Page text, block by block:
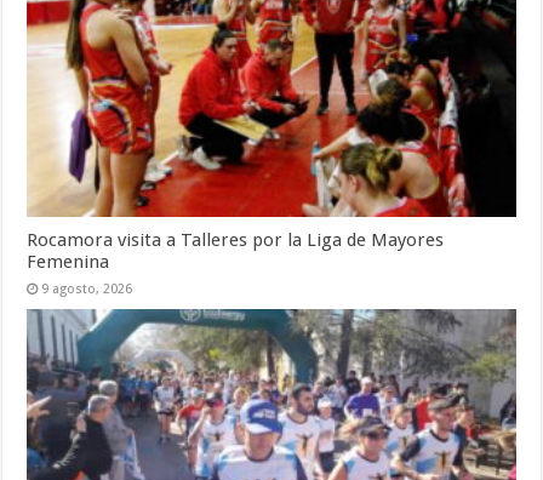
Rocamora visita a Talleres por la Liga de Mayores
Femenina
9 agosto, 2026